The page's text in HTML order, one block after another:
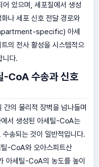
있으며, 세포질에서 생성
나 세포 신호 전달 경로와
specific) 아세
의 전사 활성을 시스템적으
니다.
-CoA 수송과 신호
의 물리적 장벽을 넘나들며
서 생성된 아세틸-CoA는
송되는 것이 일반적입니다.
-CoA와 오아스피트산
아세틸-CoA의 농도를 높이